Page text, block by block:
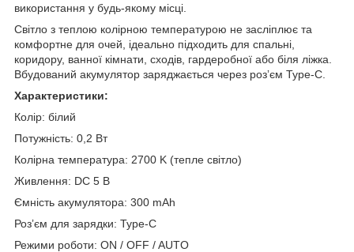
використання у будь-якому місці.
Світло з теплою колірною температурою не засліплює та
комфортне для очей, ідеально підходить для спальні,
коридору, ванної кімнати, сходів, гардеробної або біля ліжка.
Вбудований акумулятор заряджається через розʼєм Type-C.
Характеристики:
Колір: білий
Потужність: 0,2 Вт
Колірна температура: 2700 K (тепле світло)
Живлення: DC 5 В
Ємність акумулятора: 300 mAh
Розʼєм для зарядки: Type-C
Режими роботи: ON / OFF / AUTO